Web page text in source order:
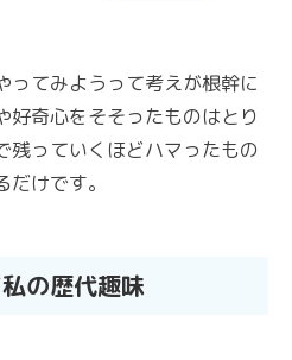
ってみようって考えが根幹に
好奇心をそそったものはとり
残っていくほどハマったもの
けです。
の歴代趣味